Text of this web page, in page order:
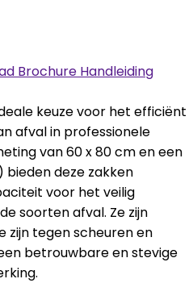
Brochure Handleiding
keuze voor het efficiënt
afval in professionele
van 60 x 80 cm en een
bieden deze zakken
voor het veilig
soorten afval. Ze zijn
tegen scheuren en
betrouwbare en stevige